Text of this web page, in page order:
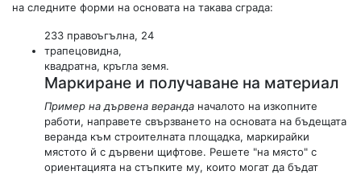
на следните форми на основата на такава сграда:
233 правоъгълна, 24
трапецовидна,
квадратна, кръгла земя.
Маркиране и получаване на материал
Пример на дървена веранда началото на изкопните
работи, направете свързването на основата на бъдещата
веранда към строителната площадка, маркирайки
мястото й с дървени щифтове. Решете "на място" с
ориентацията на стъпките му, които могат да бъдат